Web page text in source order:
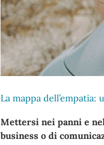
La mappa
Mettersi nei panni e
business o di